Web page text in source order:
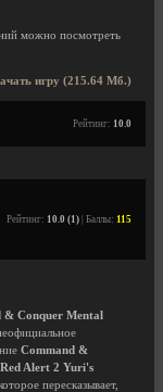
можно посмотреть
игру (215.64 Мб.)
Рейтинг: 10.0
Рейтинг: 10.0 (1) | Баллы: 115
& Conquer Mental
Command &
Alert 2 Yuri's
которое пересказывает,